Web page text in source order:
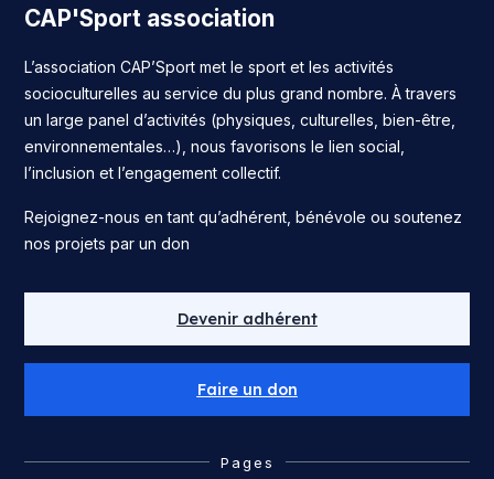
CAP'Sport association
L’association CAP’Sport met le sport et les activités
socioculturelles au service du plus grand nombre. À travers
un large panel d’activités (physiques, culturelles, bien-être,
environnementales…), nous favorisons le lien social,
l’inclusion et l’engagement collectif.
Rejoignez-nous en tant qu’adhérent, bénévole ou soutenez
nos projets par un don
Devenir adhérent
Faire un don
Pages